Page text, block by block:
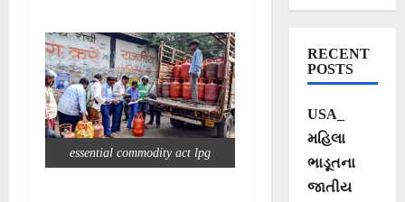
essential commodity act lpg
RECENT
POSTS
USA_
મહિલા
ભાડૂતના
જાતીય